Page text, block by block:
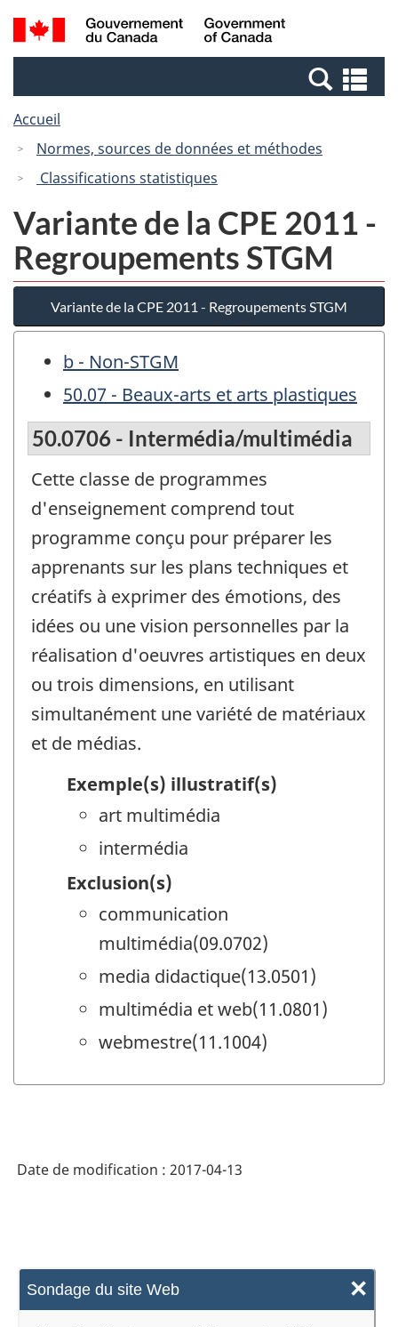
Passer
au
Passer
au
Passer
à
Canada
Recherche
et
et
Accueil
Normes, sources de données et méthodes
Classifications statistiques
Sondage du site Web ×
Variante de la CPE 2011 -
Regroupements STGM
Variante de la CPE 2011 - Regroupements STGM
b - Non-STGM
50.07 - Beaux-arts et arts plastiques
50.0706 - Intermédia/multimédia
Cette classe de programmes
d'enseignement comprend tout
programme conçu pour préparer les
apprenants sur les plans techniques et
créatifs à exprimer des émotions, des
idées ou une vision personnelles par la
réalisation d'oeuvres artistiques en deux
ou trois dimensions, en utilisant
simultanément une variété de matériaux
et de médias.
Exemple(s) illustratif(s)
art multimédia
intermédia
Exclusion(s)
communication
multimédia(09.0702)
media didactique(13.0501)
multimédia et web(11.0801)
webmestre(11.1004)
Date de modification : 2017-04-13